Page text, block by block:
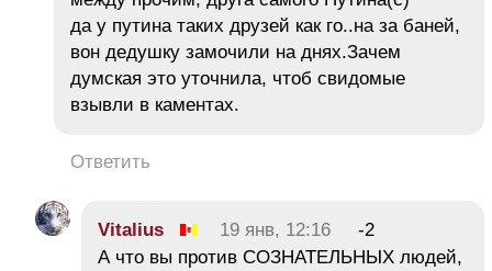
да у путина таких друзей как го..на за баней,
вон дедушку замочили на днях.Зачем
думская это уточнила, чтоб свидомые
взывли в каментах.
Ответить
Vitalius 19 янв, 12:16
-2
А что вы против СОЗНАТЕЛЬНЫХ людей,